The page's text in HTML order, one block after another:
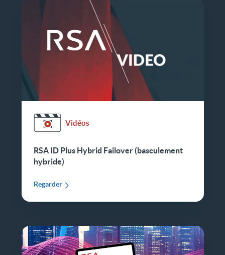
Vidéos
RSA ID Plus Hybrid Failover (basculement
hybride)
Regarder